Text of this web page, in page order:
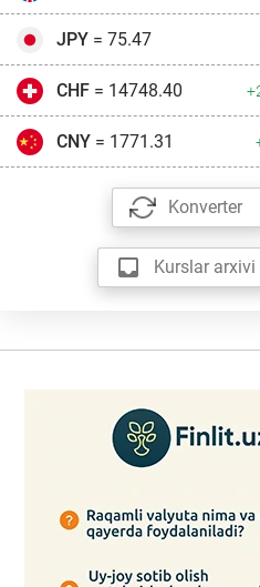
JPY= 75.47
CHF= 14748.40
CNY= 1771.31
Konverter
Kurslar arxivi